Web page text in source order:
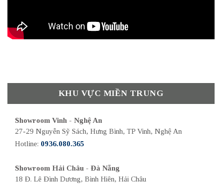
KHU VỰC MIỀN TRUNG
Showroom Vinh - Nghệ An
27-29 Nguyễn Sỹ Sách, Hưng Bình, TP Vinh, Nghệ An
Hotline: 0936.080.365
Showroom Hải Châu - Đà Nẵng
18 Đ. Lê Đình Dương, Bình Hiên, Hải Châu